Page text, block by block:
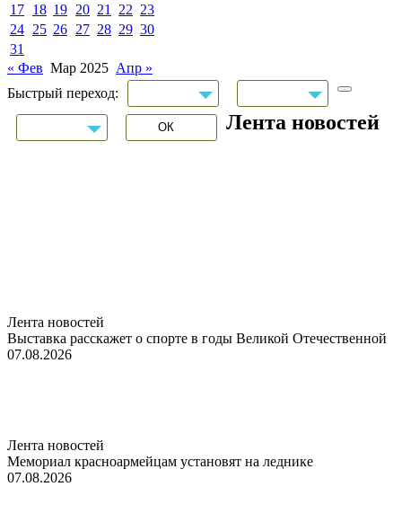
17 18 19 20 21 22 23
24 25 26 27 28 29 30
31
« Фев Мар 2025 Апр »
Быстрый переход:
Лента новостей
Лента новостей
Выставка расскажет о спорте в годы Великой Отечественной
07.08.2026
Лента новостей
Мемориал красноармейцам установят на леднике
07.08.2026